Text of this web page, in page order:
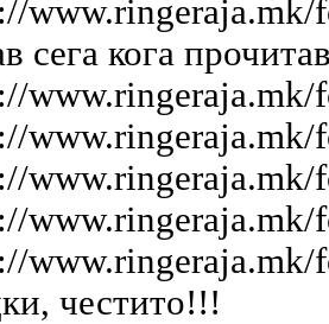
сега кога
честито!!!